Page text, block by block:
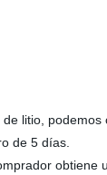
litio,
de 5 días.
obtiene